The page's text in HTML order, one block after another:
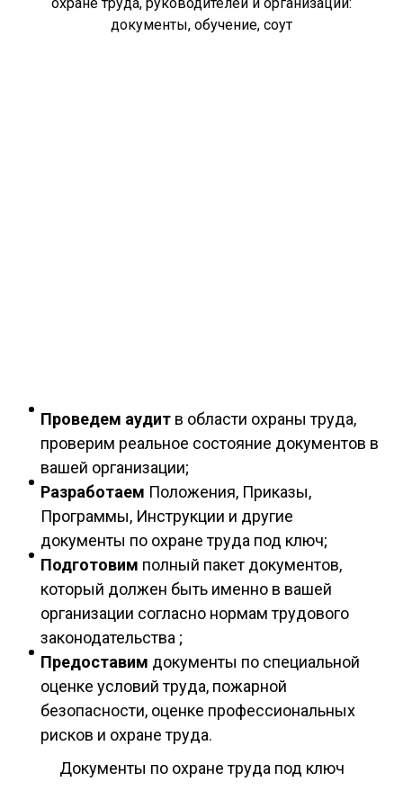
документы, обучение, соут
Проведем аудит в области охраны труда,
проверим реальное состояние документов в
вашей организации;
Разработаем Положения, Приказы,
Программы, Инструкции и другие
документы по охране труда под ключ;
Подготовим полный пакет документов,
который должен быть именно в вашей
организации согласно нормам трудового
законодательства ;
Предоставим документы по специальной
оценке условий труда, пожарной
безопасности, оценке профессиональных
рисков и охране труда.
Документы по охране труда под ключ